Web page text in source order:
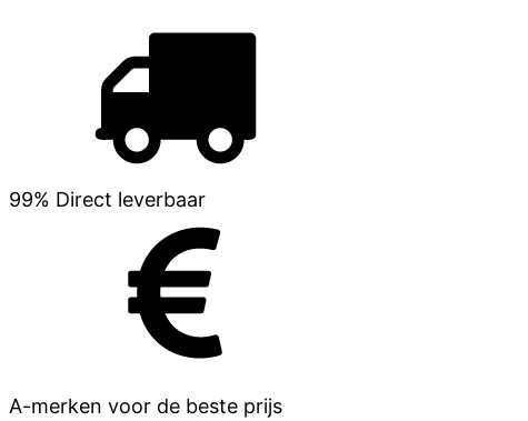
99% Direct leverbaar
A-merken voor de beste prijs